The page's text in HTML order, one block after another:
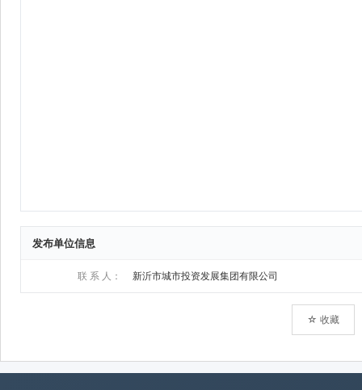
发布单位信息
联 系 人： 新沂市城市投资发展集团有限公司
☆ 收藏